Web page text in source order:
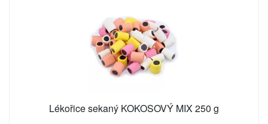
Lékořice sekaný KOKOSOVÝ MIX 250 g